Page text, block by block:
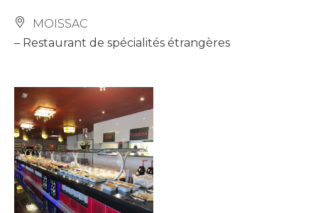
MOISSAC
– Restaurant de spécialités étrangères